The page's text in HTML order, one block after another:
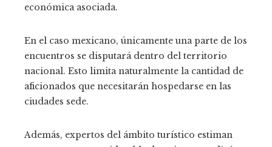
económica asociada.
En el caso mexicano, únicamente una parte de los
encuentros se disputará dentro del territorio
nacional. Esto limita naturalmente la cantidad de
aficionados que necesitarán hospedarse en las
ciudades sede.
Además, expertos del ámbito turístico estiman